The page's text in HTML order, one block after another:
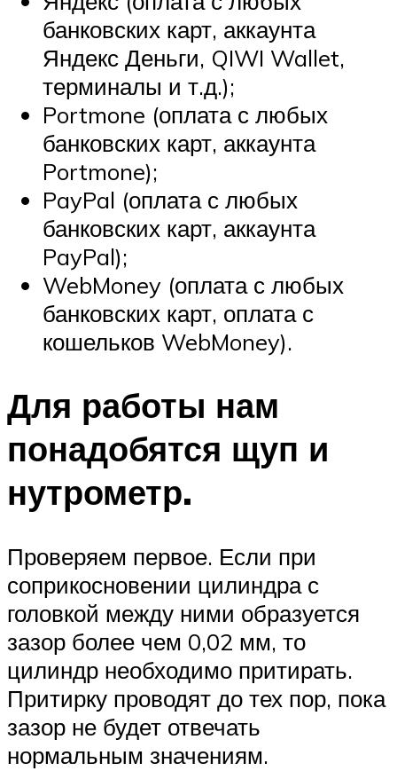
банковских карт, аккаунта
Яндекс Деньги, QIWI Wallet,
терминалы и т.д.);
Portmone (оплата с любых
банковских карт, аккаунта
Portmone);
PayPal (оплата с любых
банковских карт, аккаунта
PayPal);
WebMoney (оплата с любых
банковских карт, оплата с
кошельков WebMoney).
Для работы нам
понадобятся щуп и
нутрометр.
Проверяем первое. Если при
соприкосновении цилиндра с
головкой между ними образуется
зазор более чем 0,02 мм, то
цилиндр необходимо притирать.
Притирку проводят до тех пор, пока
зазор не будет отвечать
нормальным значениям.